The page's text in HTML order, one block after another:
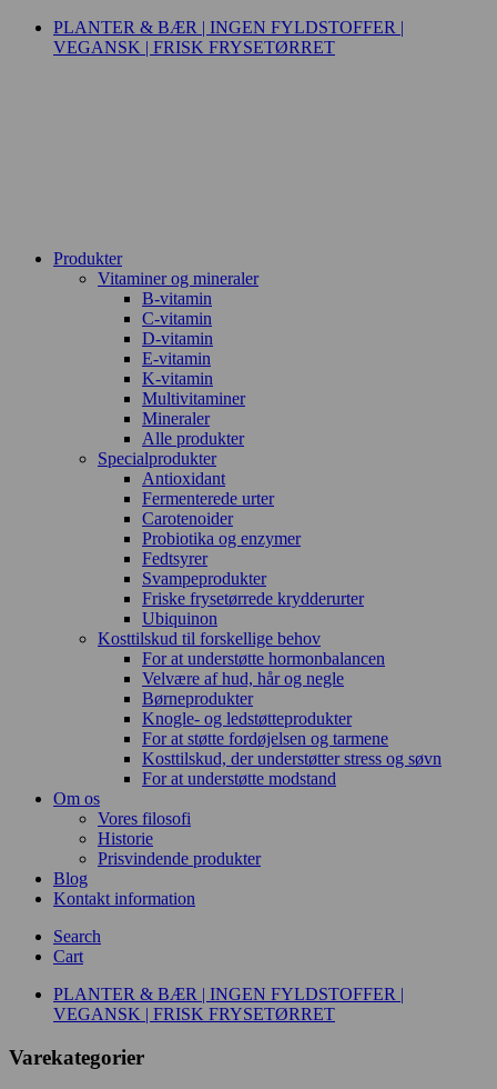
PLANTER & BÆR | INGEN FYLDSTOFFER |
VEGANSK | FRISK FRYSETØRRET
Produkter
Vitaminer og mineraler
B-vitamin
C-vitamin
D-vitamin
E-vitamin
K-vitamin
Multivitaminer
Mineraler
Alle produkter
Specialprodukter
Antioxidant
Fermenterede urter
Carotenoider
Probiotika og enzymer
Fedtsyrer
Svampeprodukter
Friske frysetørrede krydderurter
Ubiquinon
Kosttilskud til forskellige behov
For at understøtte hormonbalancen
Velvære af hud, hår og negle
Børneprodukter
Knogle- og ledstøtteprodukter
For at støtte fordøjelsen og tarmene
Kosttilskud, der understøtter stress og søvn
For at understøtte modstand
Om os
Vores filosofi
Historie
Prisvindende produkter
Blog
Kontakt information
Search
Cart
PLANTER & BÆR | INGEN FYLDSTOFFER |
VEGANSK | FRISK FRYSETØRRET
Varekategorier